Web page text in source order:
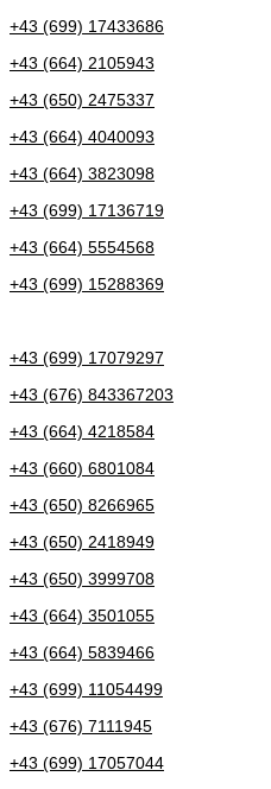
+43 (699) 17433686
+43 (664) 2105943
+43 (650) 2475337
+43 (664) 4040093
+43 (664) 3823098
+43 (699) 17136719
+43 (664) 5554568
+43 (699) 15288369
+43 (699) 17079297
+43 (676) 843367203
+43 (664) 4218584
+43 (660) 6801084
+43 (650) 8266965
+43 (650) 2418949
+43 (650) 3999708
+43 (664) 3501055
+43 (664) 5839466
+43 (699) 11054499
+43 (676) 7111945
+43 (699) 17057044